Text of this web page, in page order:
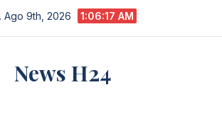
Ago 9th, 2026 1:06:17 AM
News H24